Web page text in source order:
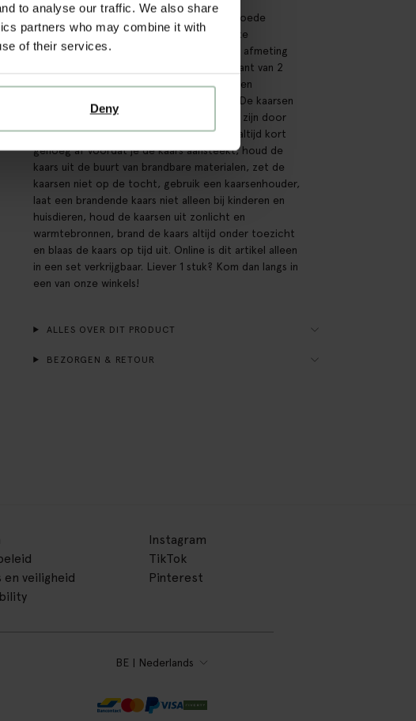
to analyse our traffic. We also share
partners who may combine it with
of their services.
Deny
Set van 4 dinerkaarsen voorzien van een goede
kleurechtheid, wat zorgt voor een rustieke
uitstraling. De rechte kaarsen hebben een afmeting
van 2,6x30 cm met een versmalde onderkant van 2
cm breed. Voor deze kaarsen heb je dus een
kandelaar nodig van minimaal 2 cm breed. De kaarsen
hebben een brandduur van ca 18 uur en ze zijn door
en door gekleurd. Let op: knip het lontje altijd kort
genoeg af voordat je de kaars aansteekt, houd de
kaars uit de buurt van brandbare materialen, zet de
kaarsen niet op de tocht, gebruik een kaarsenhouder,
laat een brandende kaars niet alleen bij kinderen en
huisdieren, houd de kaarsen uit zonlicht en
warmtebronnen, brand de kaars altijd onder toezicht
en blaas de kaars op tijd uit. Online is dit artikel alleen
in een set verkrijgbaar. Liever 1 stuk? Kom dan langs in
een van onze winkels!
ALLES OVER DIT PRODUCT
BEZORGEN & RETOUR
en veiligheid
Instagram
TikTok
Pinterest
BE | Nederlands